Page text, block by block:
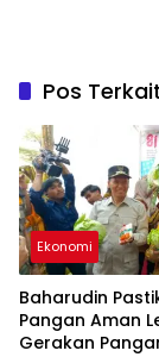
Pos
Ekonomi
Baharudin
Pangan Aman
Gerakan